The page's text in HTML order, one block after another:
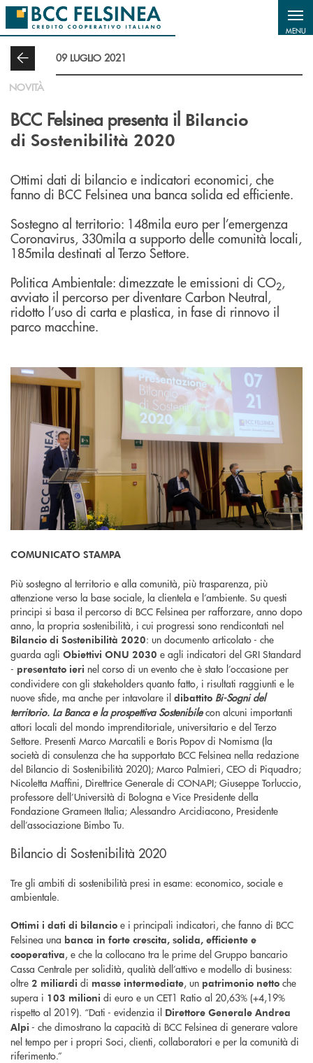
Salta al contenuto principale
MENU
09 LUGLIO 2021
NOVITÀ
BCC Felsinea presenta il Bilancio
di Sostenibilità 2020
Ottimi dati di bilancio e indicatori economici, che
fanno di BCC Felsinea una banca solida ed efficiente.
Sostegno al territorio: 148mila euro per l’emergenza
Coronavirus, 330mila a supporto delle comunità locali,
185mila destinati al Terzo Settore.
Politica Ambientale: dimezzate le emissioni di CO2,
avviato il percorso per diventare Carbon Neutral,
ridotto l’uso di carta e plastica, in fase di rinnovo il
parco macchine.
COMUNICATO STAMPA
Più sostegno al territorio e alla comunità, più trasparenza, più
attenzione verso la base sociale, la clientela e l’ambiente. Su questi
principi si basa il percorso di BCC Felsinea per rafforzare, anno dopo
anno, la propria sostenibilità, i cui progressi sono rendicontati nel
Bilancio di Sostenibilità 2020: un documento articolato - che
guarda agli Obiettivi ONU 2030 e agli indicatori del GRI Standard
- presentato ieri nel corso di un evento che è stato l’occasione per
condividere con gli stakeholders quanto fatto, i risultati raggiunti e le
nuove sfide, ma anche per intavolare il dibattito Bi-Sogni del
territorio. La Banca e la prospettiva Sostenibilecon alcuni importanti
attori locali del mondo imprenditoriale, universitario e del Terzo
Settore. Presenti Marco Marcatili e Boris Popov di Nomisma (la
società di consulenza che ha supportato BCC Felsinea nella redazione
del Bilancio di Sostenibilità 2020); Marco Palmieri, CEO di Piquadro;
Nicoletta Maffini, Direttrice Generale di CONAPI; Giuseppe Torluccio,
professore dell’Università di Bologna e Vice Presidente della
Fondazione Grameen Italia; Alessandro Arcidiacono, Presidente
dell’associazione Bimbo Tu.
Bilancio di Sostenibilità 2020
Tre gli ambiti di sostenibilità presi in esame: economico, sociale e
ambientale.
Ottimi i dati di bilancio e i principali indicatori, che fanno di BCC
Felsinea una banca in forte crescita, solida, efficiente e
cooperativa, e che la collocano tra le prime del Gruppo bancario
Cassa Centrale per solidità, qualità dell’attivo e modello di business:
oltre 2 miliardi di masse intermediate, un patrimonio netto che
supera i 103 milioni di euro e un CET1 Ratio al 20,63% (+4,19%
rispetto al 2019). “Dati - evidenzia il Direttore Generale Andrea
Alpi - che dimostrano la capacità di BCC Felsinea di generare valore
nel tempo per i propri Soci, clienti, collaboratori e per la comunità di
riferimento.”